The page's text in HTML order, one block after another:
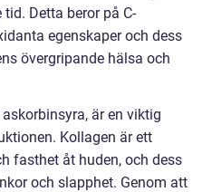
Detta beror på C-
egenskaper och dess
övergripande hälsa och
är en viktig
Kollagen är ett
fasthet åt huden, och dess
och slapphet. Genom att